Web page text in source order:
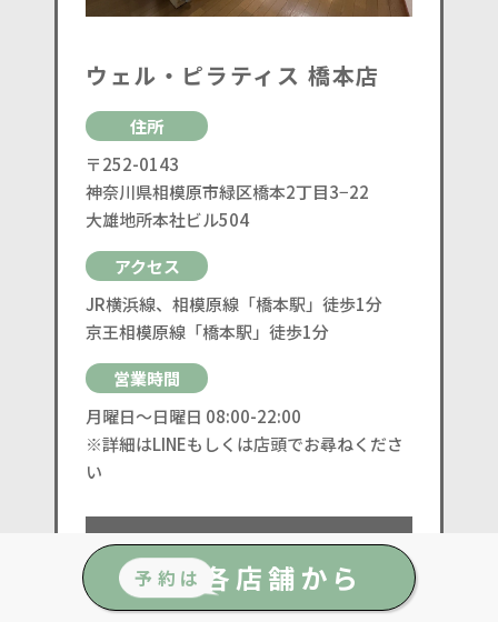
ウェル・ピラティス 橋本店
住所
〒252-0143
神奈川県相模原市緑区橋本2丁目3−22
大雄地所本社ビル504
アクセス
JR横浜線、相模原線「橋本駅」徒歩1分
京王相模原線「橋本駅」徒歩1分
営業時間
月曜日〜日曜日 08:00-22:00
※詳細はLINEもしくは店頭でお尋ねくださ
い
店舗詳細を見る
予約は 各店舗から